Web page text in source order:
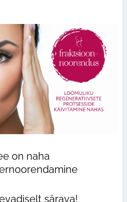
on naha
särava!